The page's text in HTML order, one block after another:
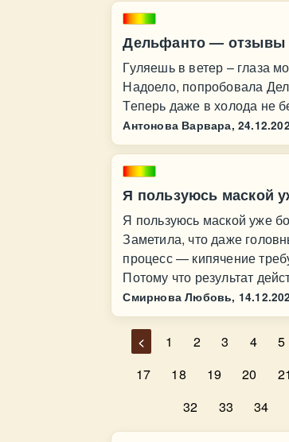
Дельфанто — отзывы
Гуляешь в ветер – глаза
Надоело, попробовала
Теперь даже в холода не
Антонова Варвара,
Я пользуюсь маской
Я пользуюсь маской уже
Заметила, что даже
процесс — кипячение
Потому что результат
Смирнова Любовь,
< 1 2 3 4 5
17
18 19 20 21
32
33 34